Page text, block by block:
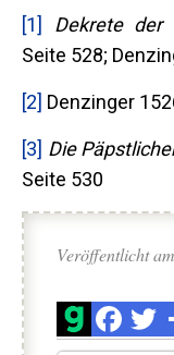
[1] Dekrete der
Seite 528;
[2] Denzinger
[3] Die
Seite 530
Veröffentlicht am